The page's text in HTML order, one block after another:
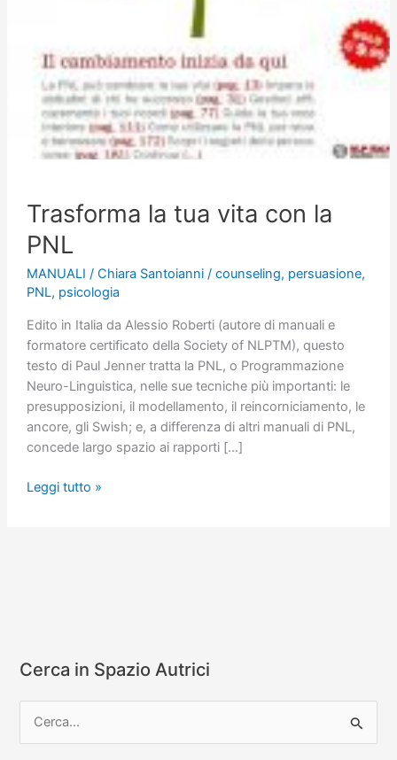
Trasforma la tua vita con la
PNL
MANUALI / Chiara Santoianni / counseling, persuasione,
PNL, psicologia
Edito in Italia da Alessio Roberti (autore di manuali e
formatore certificato della Society of NLPTM), questo
testo di Paul Jenner tratta la PNL, o Programmazione
Neuro-Linguistica, nelle sue tecniche più importanti: le
presupposizioni, il modellamento, il reincorniciamento, le
ancore, gli Swish; e, a differenza di altri manuali di PNL,
concede largo spazio ai rapporti […]
Trasforma
Leggi tutto »
Cerca in Spazio Autrici